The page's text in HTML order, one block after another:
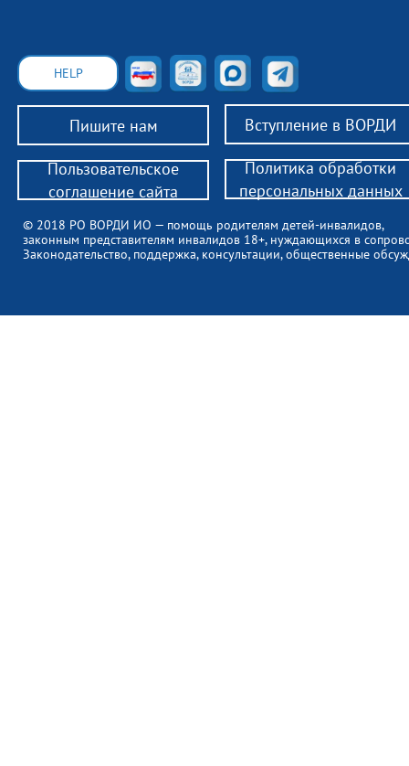
Пишите нам Вступление в ВОРДИ
© 2018 РО ВОРДИ ИО — помощь родителям детей-инвалидов,
законным представителям инвалидов 18+, нуждающихся в
Законодательство, поддержка, консультации, общественные
HELP
Пользовательское
соглашение сайта
Политика обработки
персональных данных